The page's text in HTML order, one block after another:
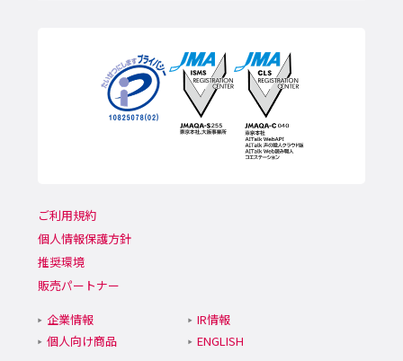
ご利用規約
個人情報保護方針
推奨環境
販売パートナー
企業情報
IR情報
個人向け商品
ENGLISH